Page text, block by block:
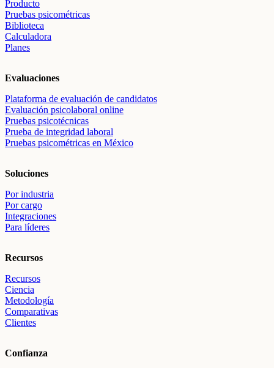
Producto
Pruebas psicométricas
Biblioteca
Calculadora
Planes
Evaluaciones
Plataforma de evaluación de candidatos
Evaluación psicolaboral online
Pruebas psicotécnicas
Prueba de integridad laboral
Pruebas psicométricas en México
Soluciones
Por industria
Por cargo
Integraciones
Para líderes
Recursos
Recursos
Ciencia
Metodología
Comparativas
Clientes
Confianza